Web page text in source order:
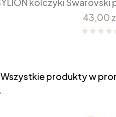
kolczyki Swarovski
Cena
43,00
Wszystkie produkty w